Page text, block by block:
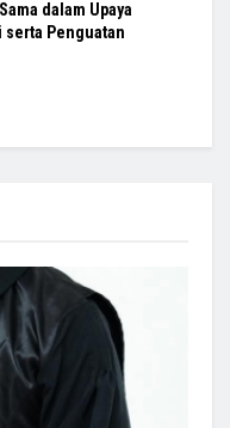
dalam Upaya
serta Penguatan